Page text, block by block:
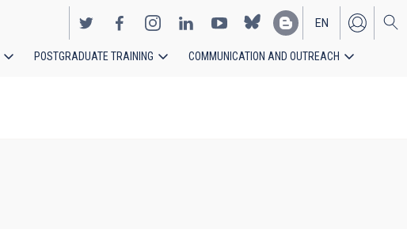
EN
ES
POSTGRADUATE TRAINING COMMUNICATION AND OUTREACH